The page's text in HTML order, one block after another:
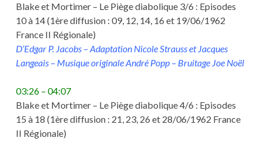
Blake et Mortimer – Le Piège diabolique 3/6 : Episodes
10 à 14 (1ère diffusion : 09, 12, 14, 16 et 19/06/1962
France II Régionale)
D’Edgar P. Jacobs – Adaptation Nicole Strauss et Jacques
Langeais – Musique originale André Popp – Bruitage Joe Noël
03:26 – 04:07
Blake et Mortimer – Le Piège diabolique 4/6 : Episodes
15 à 18 (1ère diffusion : 21, 23, 26 et 28/06/1962 France
II Régionale)